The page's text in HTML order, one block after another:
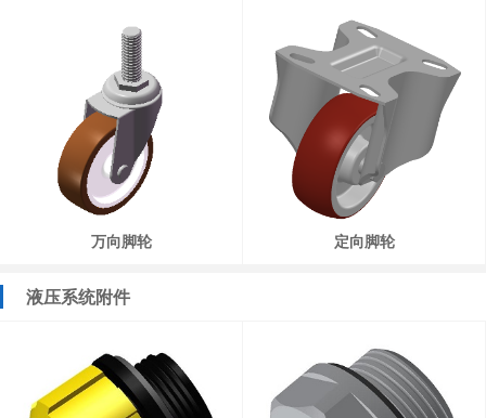
万向脚轮 定向脚轮
液压系统附件